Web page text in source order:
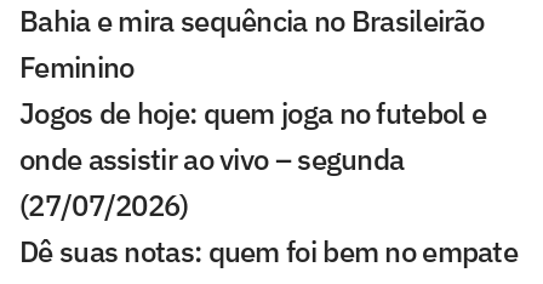
Bahia e mira sequência no Brasileirão
Feminino
Jogos de hoje: quem joga no futebol e
onde assistir ao vivo – segunda
(27/07/2026)
Dê suas notas: quem foi bem no empate